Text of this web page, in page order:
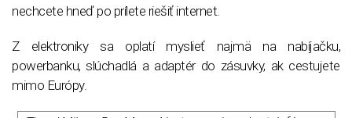
nechcete hneď po prílete riešiť internet.
Z elektroniky sa oplatí myslieť najmä na nabíjačku,
powerbanku, slúchadlá a adaptér do zásuvky, ak cestujete
mimo Európy.